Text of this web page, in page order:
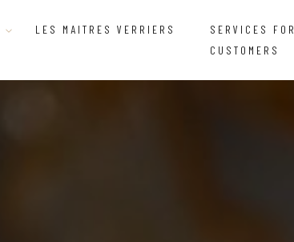
LES MAITRES VERRIERS
SERVICES FOR
CUSTOMERS